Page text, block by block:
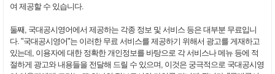
여 제공할 수 있습니다.
둘째, 국대공시영어에서 제공하는 각종 정보 및 서비스 등은 대부분 무료입니
다. "국대공시영어"는 이러한 무료 서비스를 제공하기 위해서 광고를 게재하고
있는데, 이용자에 대한 정확한 개인정보를 바탕으로 각 서비스나 메뉴 등에 적
절하게 광고와 내용들을 전달해 드릴 수 있으며, 이것은 궁극적으로 국대공시영